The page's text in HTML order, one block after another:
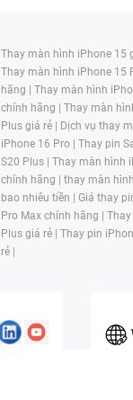
Thay màn hình iPhone 15
Thay màn hình iPhone 15
hãng | Thay màn hình
chính hãng | Thay màn
Plus giá rẻ | Dịch vụ thay
iPhone 16 Pro | Thay pin
S20 Plus | Thay màn hình
chính hãng | thay màn
bao nhiêu tiền | Giá thay
Pro Max chính hãng |
Plus giá rẻ | Thay pin
rẻ |